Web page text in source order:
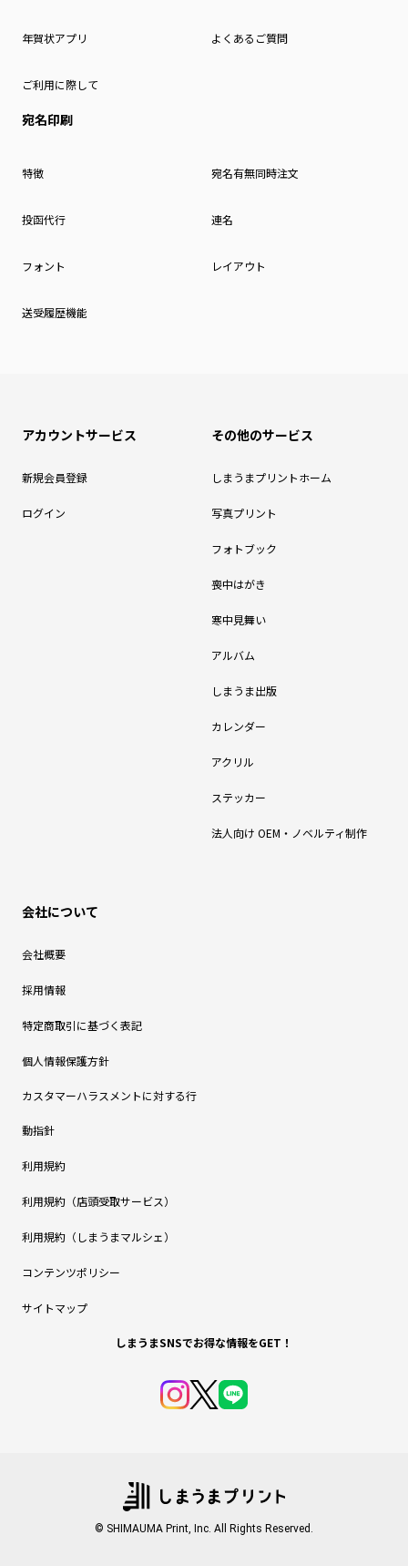
年賀状アプリ よくあるご質問
ご利用に際して
宛名印刷
特徴 宛名有無同時注文
投函代行 連名
フォント レイアウト
送受履歴機能
アカウントサービス
新規会員登録
ログイン
その他のサービス
しまうまプリントホーム
写真プリント
フォトブック
喪中はがき
寒中見舞い
アルバム
しまうま出版
カレンダー
アクリル
ステッカー
法人向け OEM・ノベルティ制作
会社について
会社概要
採用情報
特定商取引に基づく表記
個人情報保護方針
カスタマーハラスメントに対する行
動指針
利用規約
利用規約（店頭受取サービス）
利用規約（しまうまマルシェ）
コンテンツポリシー
サイトマップ
しまうまSNSでお得な情報をGET！
© SHIMAUMA Print, Inc. All Rights Reserved.